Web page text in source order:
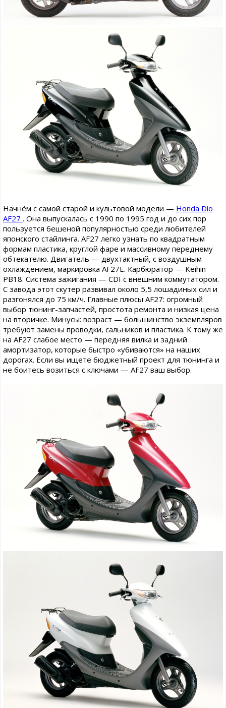
Начнём с самой старой и культовой модели — Honda Dio
AF27 . Она выпускалась с 1990 по 1995 год и до сих пор
пользуется бешеной популярностью среди любителей
японского стайлинга. AF27 легко узнать по квадратным
формам пластика, круглой фаре и массивному переднему
обтекателю. Двигатель — двухтактный, с воздушным
охлаждением, маркировка AF27E. Карбюратор — Keihin
PB18. Система зажигания — CDI с внешним коммутатором.
С завода этот скутер развивал около 5,5 лошадиных сил и
разгонялся до 75 км/ч. Главные плюсы AF27: огромный
выбор тюнинг-запчастей, простота ремонта и низкая цена
на вторичке. Минусы: возраст — большинство экземпляров
требуют замены проводки, сальников и пластика. К тому же
на AF27 слабое место — передняя вилка и задний
амортизатор, которые быстро «убиваются» на наших
дорогах. Если вы ищете бюджетный проект для тюнинга и
не боитесь возиться с ключами — AF27 ваш выбор.